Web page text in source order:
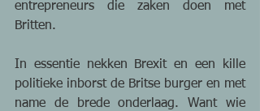
entrepreneurs die zaken doen met
Britten.
In essentie nekken Brexit en een kille
politieke inborst de Britse burger en met
name de brede onderlaag. Want wie